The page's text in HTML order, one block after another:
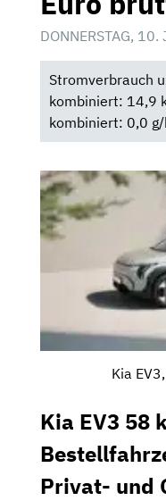
DONNERSTAG,
Stromverbrauch
kombiniert: 14,9
kombiniert: 0,0 g/
Kia
Kia EV3 58
Privat- und